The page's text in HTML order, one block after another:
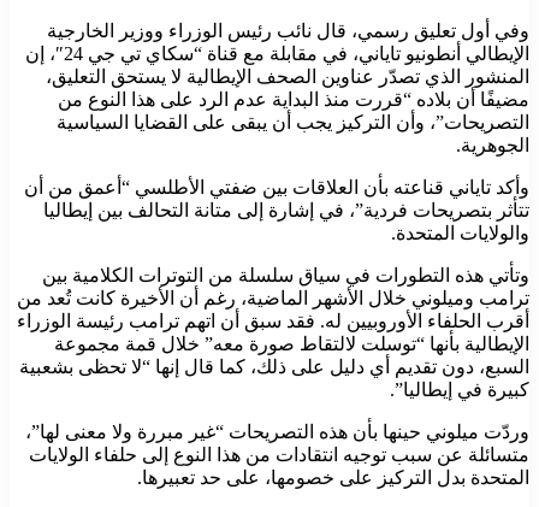
وفي أول تعليق رسمي، قال نائب رئيس الوزراء ووزير الخارجية
الإيطالي أنطونيو تاياني، في مقابلة مع قناة “سكاي تي جي 24″، إن
المنشور الذي تصدّر عناوين الصحف الإيطالية لا يستحق التعليق،
مضيفًا أن بلاده “قررت منذ البداية عدم الرد على هذا النوع من
التصريحات”، وأن التركيز يجب أن يبقى على القضايا السياسية
الجوهرية.
وأكد تاياني قناعته بأن العلاقات بين ضفتي الأطلسي “أعمق من أن
تتأثر بتصريحات فردية”، في إشارة إلى متانة التحالف بين إيطاليا
والولايات المتحدة.
وتأتي هذه التطورات في سياق سلسلة من التوترات الكلامية بين
ترامب وميلوني خلال الأشهر الماضية، رغم أن الأخيرة كانت تُعد من
أقرب الحلفاء الأوروبيين له. فقد سبق أن اتهم ترامب رئيسة الوزراء
الإيطالية بأنها “توسلت لالتقاط صورة معه” خلال قمة مجموعة
السبع، دون تقديم أي دليل على ذلك، كما قال إنها “لا تحظى بشعبية
كبيرة في إيطاليا”.
وردّت ميلوني حينها بأن هذه التصريحات “غير مبررة ولا معنى لها”،
متسائلة عن سبب توجيه انتقادات من هذا النوع إلى حلفاء الولايات
المتحدة بدل التركيز على خصومها، على حد تعبيرها.